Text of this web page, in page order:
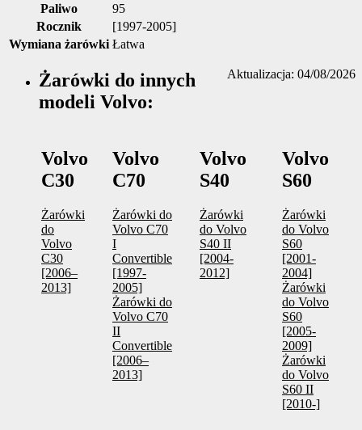
Paliwo
95
Rocznik
[1997-2005]
Wymiana żarówki Łatwa
Aktualizacja: 04/08/2026
Żarówki do innych
modeli Volvo:
Volvo
C30
Żarówki
do
Volvo
C30
[2006–
2013]
Volvo
C70
Żarówki do
Volvo C70
I
Convertible
[1997-
2005]
Żarówki do
Volvo C70
II
Convertible
[2006–
2013]
Volvo
S40
Żarówki
do Volvo
S40 II
[2004-
2012]
Volvo
S60
Żarówki
do Volvo
S60
[2001-
2004]
Żarówki
do Volvo
S60
[2005-
2009]
Żarówki
do Volvo
S60 II
[2010-]